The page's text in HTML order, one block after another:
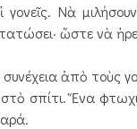
Νὰ
ὥστε νὰ
ἀπὸ τοὺς
σπίτι. Ἕνα